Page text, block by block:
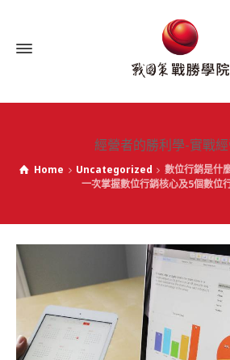
經營者的勝利學-實戰
Home Uncategorized
數位行銷是什
一次掌握數位行銷核心及5個數位